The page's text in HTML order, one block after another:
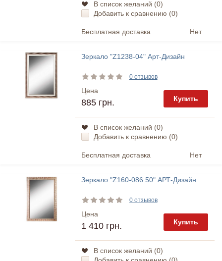
В список желаний (0)
Добавить к сравнению (0)
Бесплатная доставка Нет
Зеркало "Z1238-04" Арт-Дизайн
0 отзывов
Цена
885 грн. Купить
В список желаний (0)
Добавить к сравнению (0)
Бесплатная доставка Нет
Зеркало "Z160-086 50" АРТ-Дизайн
0 отзывов
Цена
1 410 грн. Купить
В список желаний (0)